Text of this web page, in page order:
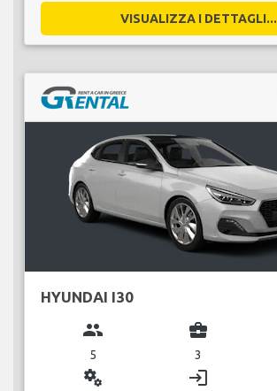
VISUALIZZA I DETTAGLI...
HYUNDAI I30
group
5
business_center
3
miscellaneous_services login